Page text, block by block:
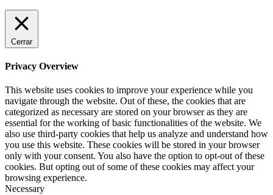
Cerrar
Privacy Overview
This website uses cookies to improve your experience while you
navigate through the website. Out of these, the cookies that are
categorized as necessary are stored on your browser as they are
essential for the working of basic functionalities of the website. We
also use third-party cookies that help us analyze and understand how
you use this website. These cookies will be stored in your browser
only with your consent. You also have the option to opt-out of these
cookies. But opting out of some of these cookies may affect your
browsing experience.
Necessary